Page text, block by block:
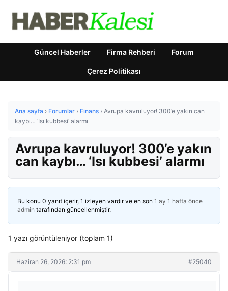
Güncel Haberler Firma Rehberi Forum
Çerez Politikası
Ana sayfa › Forumlar › Finans › Avrupa kavruluyor! 300’e yakın can
kaybı… ‘Isı kubbesi’ alarmı
Avrupa kavruluyor! 300’e yakın
can kaybı… ‘Isı kubbesi’ alarmı
Bu konu 0 yanıt içerir, 1 izleyen vardır ve en son 1 ay 1 hafta önce
admin tarafından güncellenmiştir.
1 yazı görüntüleniyor (toplam 1)
Haziran 26, 2026: 2:31 pm #25040